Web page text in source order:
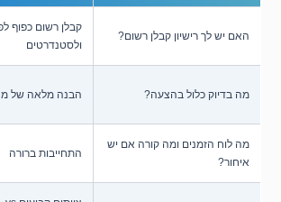
האם יש לך רישיון קבלן רשום?
קבלן רשום כפוף
ולסטנדרטים
מה בדיוק כלול בהצעה? הבנה מלאה של
מה לוח הזמנים ומה קורה אם יש
איחור?
התחייבות ברורה